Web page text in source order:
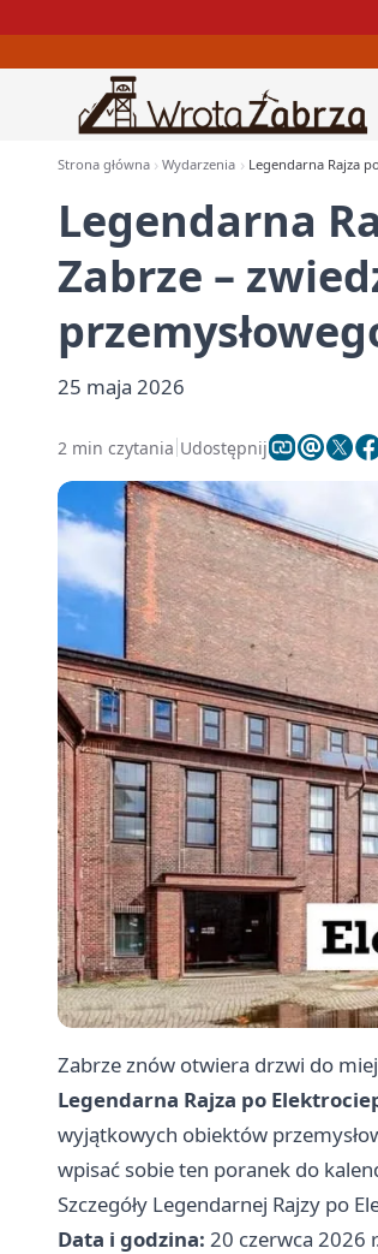
Strona główna Wydarzenia Legendarna Rajza
Legendarna
Zabrze –
25 maja 2026
2 min czytania Udostępnij
Zabrze znów otwiera drzwi do
Legendarna Rajza po
wyjątkowych obiektów
wpisać sobie ten poranek do
Szczegóły Legendarnej Rajzy po
Data i godzina: 20 czerwca 2026